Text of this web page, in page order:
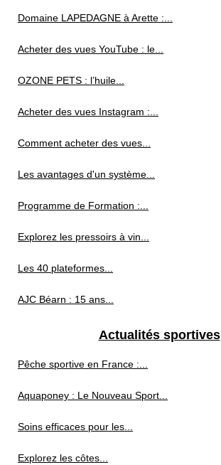
Domaine LAPEDAGNE à Arette :...
Acheter des vues YouTube : le...
OZONE PETS : l’huile...
Acheter des vues Instagram :...
Comment acheter des vues...
Les avantages d'un système...
Programme de Formation :...
Explorez les pressoirs à vin...
Les 40 plateformes...
AJC Béarn : 15 ans...
Actualités sportives
Pêche sportive en France :...
Aquaponey : Le Nouveau Sport...
Soins efficaces pour les...
Explorez les côtes...